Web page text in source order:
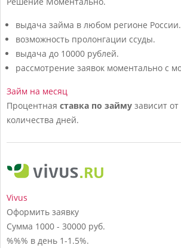
выдача займа в любом регионе России.
возможность пролонгации ссуды.
выдача до 10000 рублей.
рассмотрение заявок моментально с
Займ на месяц
Процентная ставка по займу зависит
количества дней.
Vivus
Оформить заявку
Сумма 1000 - 30000 руб.
%%% в день 1-1.5%.